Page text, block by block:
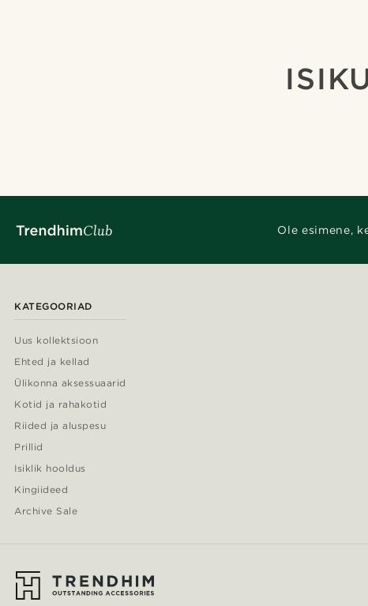
Ole esimene,
KATEGOORIAD
Uus kollektsioon
Ehted ja kellad
Ülikonna aksessuaarid
Kotid ja rahakotid
Riided ja aluspesu
Prillid
Isiklik hooldus
Kingiideed
Archive Sale